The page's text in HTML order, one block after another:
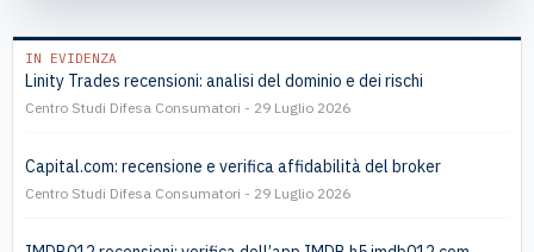
IN EVIDENZA
Linity Trades recensioni: analisi del dominio e dei rischi
Centro Studi Difesa Consumatori 29 Luglio 2026
Capital.com: recensione e verifica affidabilità del broker
Centro Studi Difesa Consumatori 29 Luglio 2026